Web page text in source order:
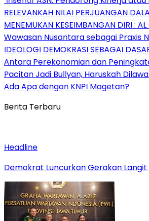
RELEVANKAH NILAI PERJUANGAN
MENEMUKAN KESEIMBANGAN DIRI :
Wawasan Nusantara sebagai Praxis
IDEOLOGI DEMOKRASI SEBAGAI
Antara Perekonomian dan
Pacitan Jadi Bullyan, Haruskah
Ada Apa dengan KNPI Magetan?
Berita Terbaru
Headline
Demokrat Luncurkan Gerakan